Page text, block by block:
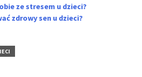
ze stresem u dzieci?
zdrowy sen u dzieci?